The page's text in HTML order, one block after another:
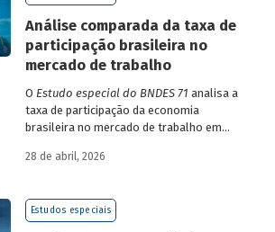
Análise comparada da taxa de
participação brasileira no
mercado de trabalho
O Estudo especial do BNDES 71 analisa a
taxa de participação da economia
brasileira no mercado de trabalho em
países de diferentes continentes e
28 de abril, 2026
Estudos especiais